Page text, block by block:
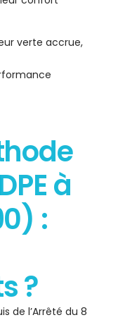
verte accrue,
à
:
?
de l’Arrêté du 8